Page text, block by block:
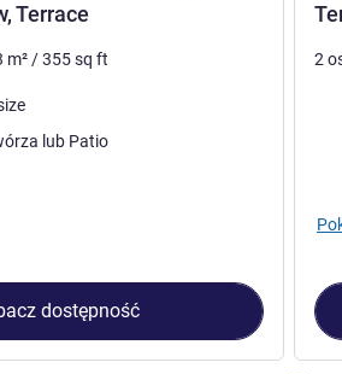
Terrace
m²/355sq ft
Od strony podwórza lub Patio
dostępność
2